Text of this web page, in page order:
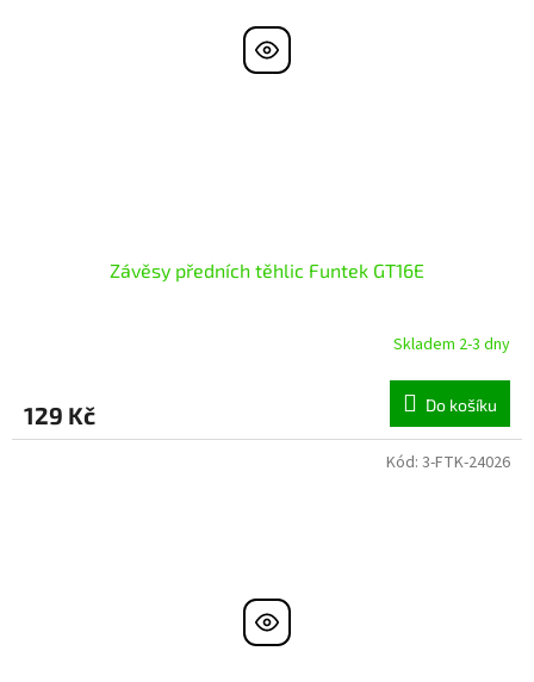
Závěsy předních těhlic Funtek GT16E
Skladem 2-3 dny
129 Kč Do košíku
Kód: 3-FTK-24026